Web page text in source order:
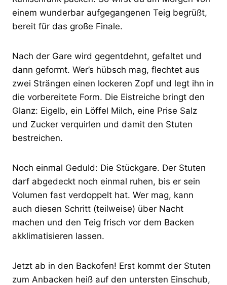
einem wunderbar aufgegangenen Teig begrüßt,
bereit für das große Finale.
Nach der Gare wird gegentdehnt, gefaltet und
dann geformt. Wer’s hübsch mag, flechtet aus
zwei Strängen einen lockeren Zopf und legt ihn in
die vorbereitete Form. Die Eistreiche bringt den
Glanz: Eigelb, ein Löffel Milch, eine Prise Salz
und Zucker verquirlen und damit den Stuten
bestreichen.
Noch einmal Geduld: Die Stückgare. Der Stuten
darf abgedeckt noch einmal ruhen, bis er sein
Volumen fast verdoppelt hat. Wer mag, kann
auch diesen Schritt (teilweise) über Nacht
machen und den Teig frisch vor dem Backen
akklimatisieren lassen.
Jetzt ab in den Backofen! Erst kommt der Stuten
zum Anbacken heiß auf den untersten Einschub,